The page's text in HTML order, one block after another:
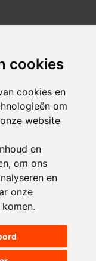
cookies
cookies en
om
website
en
om ons
en
onze
muziek